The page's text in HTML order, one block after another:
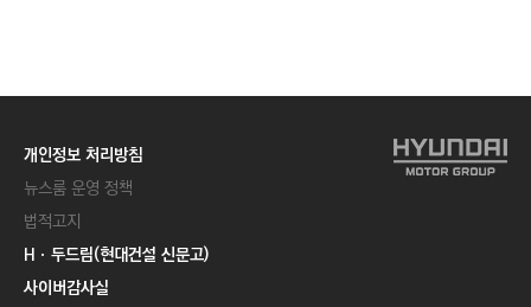
개인정보 처리방침
뉴스룸 운영 정책
법적고지
Hㆍ두드림(현대건설 신문고)
사이버감사실